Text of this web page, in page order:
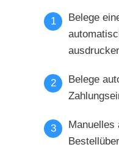
Belege
Belege
Manuelles